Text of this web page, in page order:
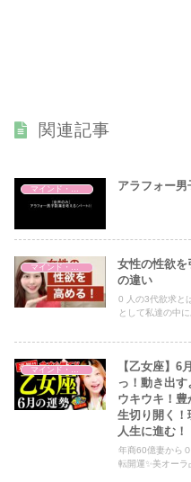
関連記事
マインド・哲学 アラフォー男
マインド・哲学
女性の性欲
の違い
0 人の3代欲求と
として私達の中
マインド・哲学
【乙女座】
っ！動き出
ウキウキ！
生切り開く
人生に進む！
年商60億妻から
転開運✨美オーラ